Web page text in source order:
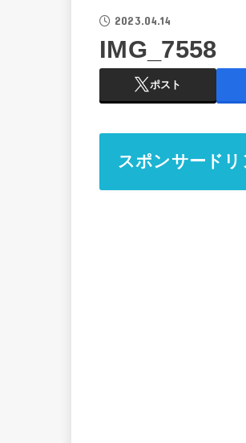
2023.04.14
IMG_7558
ポスト
スポンサードリ